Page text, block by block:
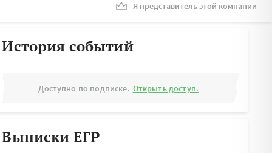
Я представитель этой компании
История событий
Доступно по подписке. Открыть доступ.
Выписки ЕГР